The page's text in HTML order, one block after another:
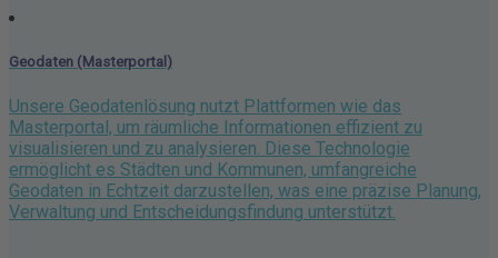
Geodaten (Masterportal)
Unsere Geodatenlösung nutzt Plattformen wie das
Masterportal, um räumliche Informationen effizient zu
visualisieren und zu analysieren. Diese Technologie
ermöglicht es Städten und Kommunen, umfangreiche
Geodaten in Echtzeit darzustellen, was eine präzise Planung,
Verwaltung und Entscheidungsfindung unterstützt.